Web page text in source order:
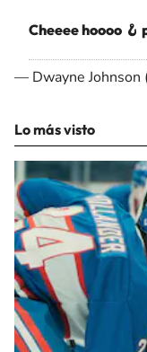
Cheeee hoooo 🪝
— Dwayne Johnson
Lo más visto